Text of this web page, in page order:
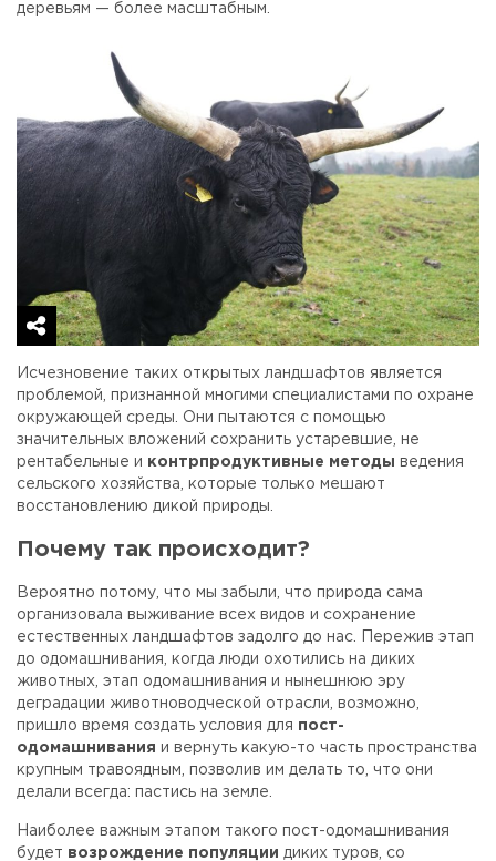
деревьям — более масштабным.
Исчезновение таких открытых ландшафтов является
проблемой, признанной многими специалистами по охране
окружающей среды. Они пытаются с помощью
значительных вложений сохранить устаревшие, не
рентабельные и контрпродуктивные методы ведения
сельского хозяйства, которые только мешают
восстановлению дикой природы.
Почему так происходит?
Вероятно потому, что мы забыли, что природа сама
организовала выживание всех видов и сохранение
естественных ландшафтов задолго до нас. Пережив этап
до одомашнивания, когда люди охотились на диких
животных, этап одомашнивания и нынешнюю эру
деградации животноводческой отрасли, возможно,
пришло время создать условия для пост-
одомашнивания и вернуть какую-то часть пространства
крупным травоядным, позволив им делать то, что они
делали всегда: пастись на земле.
Наиболее важным этапом такого пост-одомашнивания
будет возрождение популяции диких туров, со